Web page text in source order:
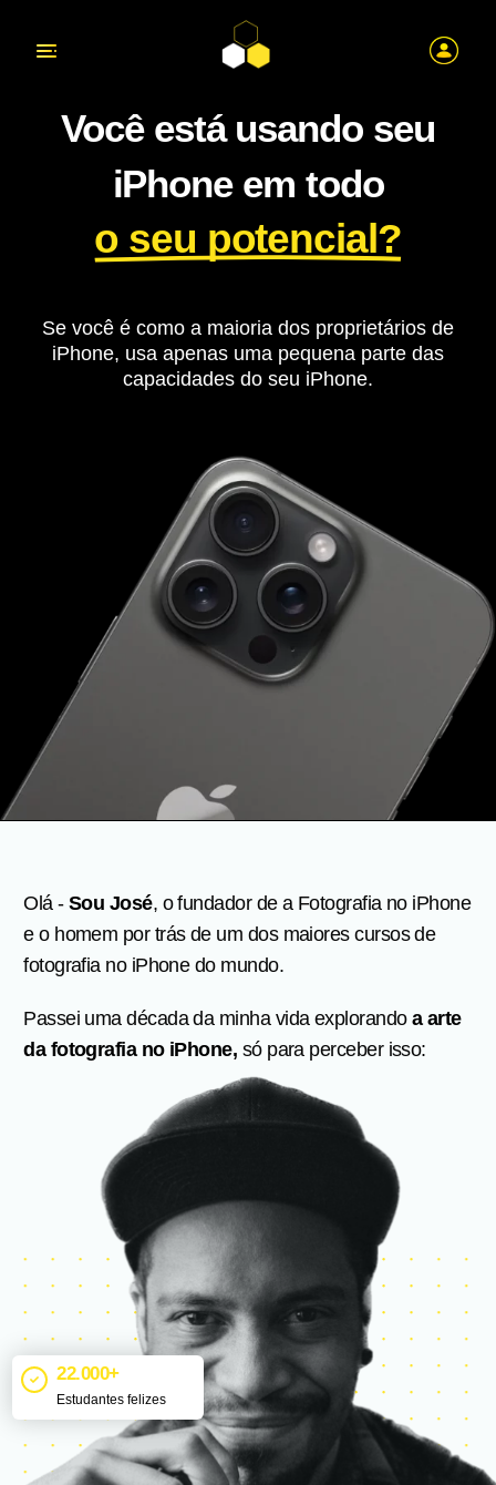
Você está usando seu
iPhone em todo
o seu potencial?
Se você é como a maioria dos proprietários de
iPhone, usa apenas uma pequena parte das
capacidades do seu iPhone.
22.000+
Estudantes felizes
Olá - Sou José, o fundador de a Fotografia no iPhone
e o homem por trás de um dos maiores cursos de
fotografia no iPhone do mundo.
Passei uma década da minha vida explorando a arte
da fotografia no iPhone, só para perceber isso: